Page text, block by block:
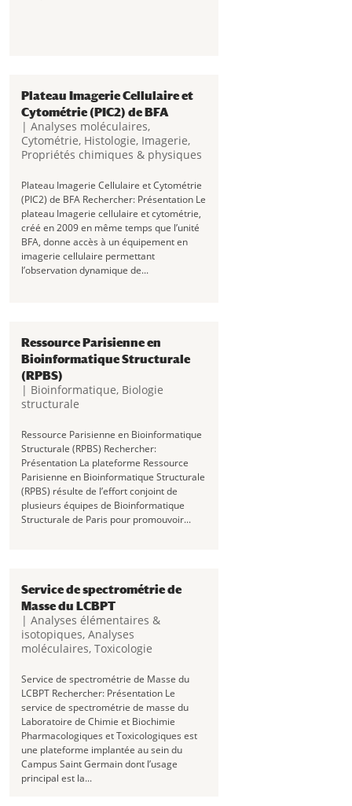
Plateau Imagerie Cellulaire et
Cytométrie (PIC2) de BFA
| Analyses moléculaires,
Cytométrie, Histologie, Imagerie,
Propriétés chimiques & physiques
Plateau Imagerie Cellulaire et Cytométrie
(PIC2) de BFA Rechercher: Présentation Le
plateau Imagerie cellulaire et cytométrie,
créé en 2009 en même temps que l’unité
BFA, donne accès à un équipement en
imagerie cellulaire permettant
l’observation dynamique de...
Ressource Parisienne en
Bioinformatique Structurale
(RPBS)
| Bioinformatique, Biologie
structurale
Ressource Parisienne en Bioinformatique
Structurale (RPBS) Rechercher:
Présentation La plateforme Ressource
Parisienne en Bioinformatique Structurale
(RPBS) résulte de l’effort conjoint de
plusieurs équipes de Bioinformatique
Structurale de Paris pour promouvoir...
Service de spectrométrie de
Masse du LCBPT
| Analyses élémentaires &
isotopiques, Analyses
moléculaires, Toxicologie
Service de spectrométrie de Masse du
LCBPT Rechercher: Présentation Le
service de spectrométrie de masse du
Laboratoire de Chimie et Biochimie
Pharmacologiques et Toxicologiques est
une plateforme implantée au sein du
Campus Saint Germain dont l’usage
principal est la...